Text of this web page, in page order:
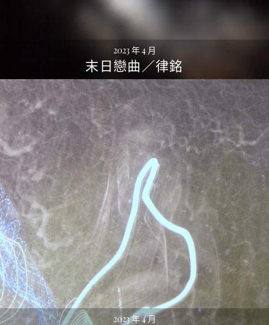
2023 年 4 月
末日戀曲／律銘
2023 年 4 月